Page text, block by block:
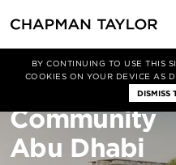
BY CONTINUING TO USE THIS
COOKIES ON YOUR DEVICE AS
DISMISS
Al Reem
Community
Abu Dhabi